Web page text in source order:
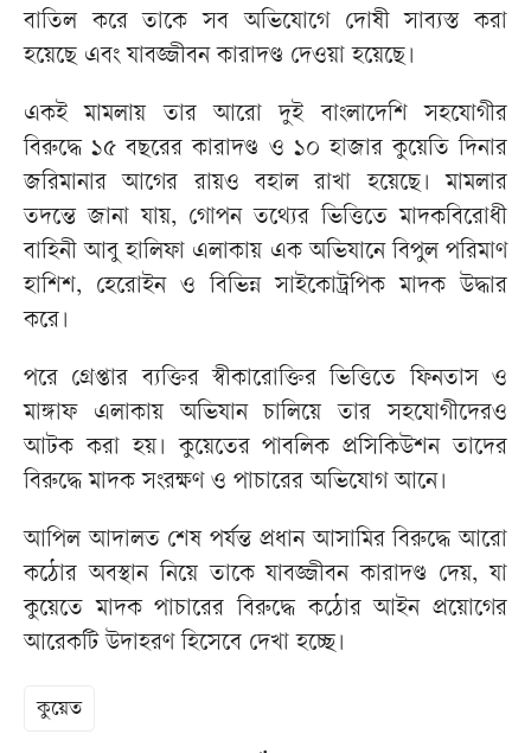
বাতিল করে তাকে সব অভিযোগে দোষী সাব্যস্ত করা
হয়েছে এবং যাবজ্জীবন কারাদণ্ড দেওয়া হয়েছে।
একই মামলায় তার আরো দুই বাংলাদেশি সহযোগীর
বিরুদ্ধে ১৫ বছরের কারাদণ্ড ও ১০ হাজার কুয়েতি দিনার
জরিমানার আগের রায়ও বহাল রাখা হয়েছে। মামলার
তদন্তে জানা যায়, গোপন তথ্যের ভিত্তিতে মাদকবিরোধী
বাহিনী আবু হালিফা এলাকায় এক অভিযানে বিপুল পরিমাণ
হাশিশ, হেরোইন ও বিভিন্ন সাইকোট্রপিক মাদক উদ্ধার
করে।
পরে গ্রেপ্তার ব্যক্তির স্বীকারোক্তির ভিত্তিতে ফিনতাস ও
মাঙ্গাফ এলাকায় অভিযান চালিয়ে তার সহযোগীদেরও
আটক করা হয়। কুয়েতের পাবলিক প্রসিকিউশন তাদের
বিরুদ্ধে মাদক সংরক্ষণ ও পাচারের অভিযোগ আনে।
আপিল আদালত শেষ পর্যন্ত প্রধান আসামির বিরুদ্ধে আরো
কঠোর অবস্থান নিয়ে তাকে যাবজ্জীবন কারাদণ্ড দেয়, যা
কুয়েতে মাদক পাচারের বিরুদ্ধে কঠোর আইন প্রয়োগের
আরেকটি উদাহরণ হিসেবে দেখা হচ্ছে।
কুয়েত